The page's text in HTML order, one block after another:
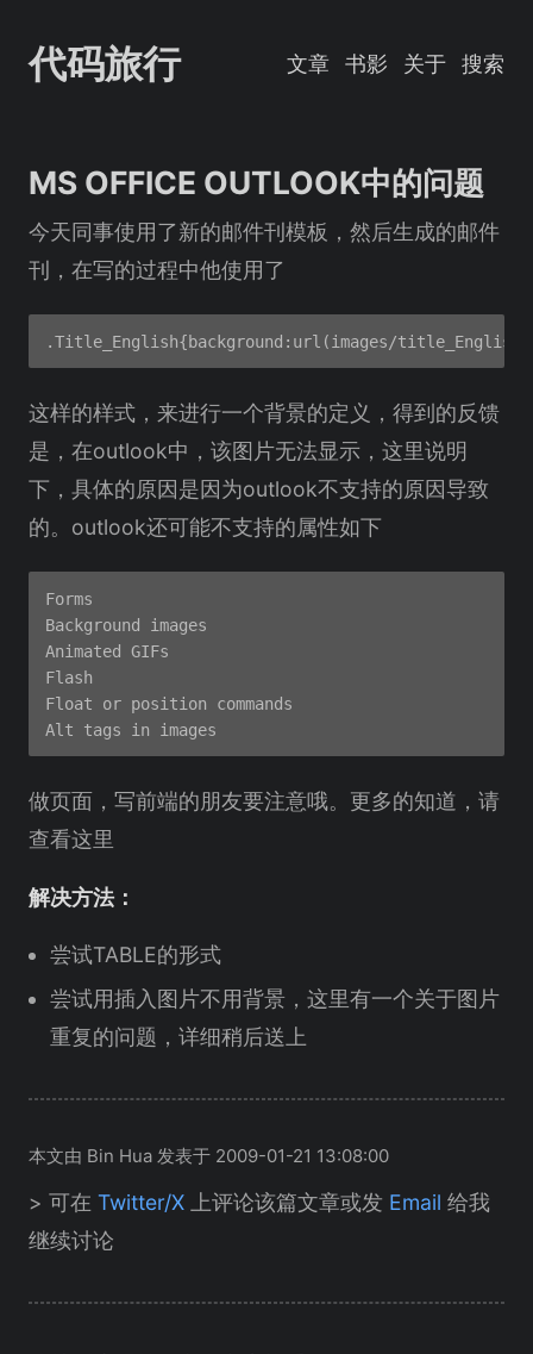
代码旅行 文章 书影 关于 搜索
MS OFFICE OUTLOOK中的问题
今天同事使用了新的邮件刊模板，然后生成的邮件
刊，在写的过程中他使用了
这样的样式，来进行一个背景的定义，得到的反馈
是，在outlook中，该图片无法显示，这里说明
下，具体的原因是因为outlook不支持的原因导致
的。outlook还可能不支持的属性如下
Forms
Background images
Animated GIFs
Flash
Float or position commands
做页面，写前端的朋友要注意哦。更多的知道，请
查看这里
解决方法：
尝试TABLE的形式
尝试用插入图片不用背景，这里有一个关于图片
重复的问题，详细稍后送上
本文由 Bin Hua 发表于 2009-01-21 13:08:00
> 可在 Twitter/X 上评论该篇文章或发 Email 给我
继续讨论